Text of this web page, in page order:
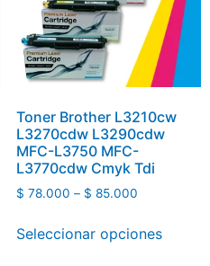
Toner Brother L3210cw
L3270cdw L3290cdw
MFC-L3750 MFC-
L3770cdw Cmyk Tdi
$ 78.000 – $ 85.000
Seleccionar opciones